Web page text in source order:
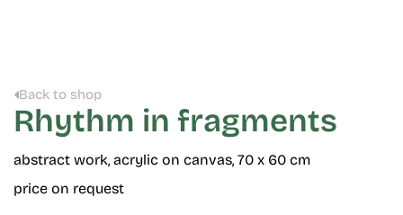
Back to shop
Rhythm in fragments
abstract work, acrylic on canvas, 70 x 60 cm
price on request